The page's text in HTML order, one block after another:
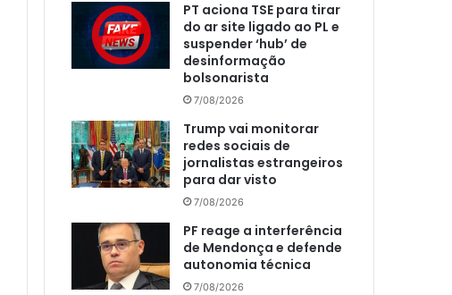
PT aciona TSE para tirar
do ar site ligado ao PL e
suspender ‘hub’ de
desinformação
bolsonarista
7/08/2026
Trump vai monitorar
redes sociais de
jornalistas estrangeiros
para dar visto
7/08/2026
PF reage a interferência
de Mendonça e defende
autonomia técnica
7/08/2026